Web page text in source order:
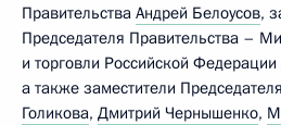
Правительства Андрей Белоусов,
Председателя Правительства –
и торговли Российской Федерации
а также заместители
Голикова, Дмитрий Чернышенко,